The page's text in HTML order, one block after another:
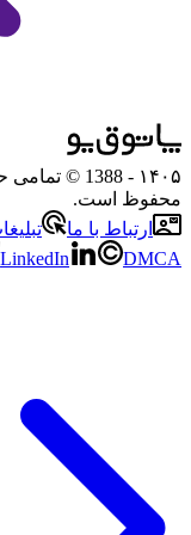
۱۴۰۵
- 1388 ©
محفوظ است.
ارتباط با ما
LinkedIn DMCA